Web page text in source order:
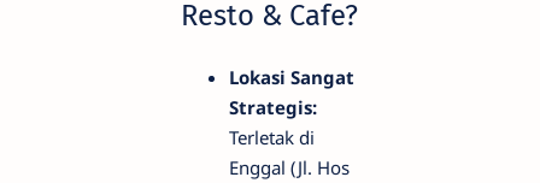
Resto & Cafe?
Lokasi Sangat
Strategis:
Terletak di
Enggal (Jl. Hos